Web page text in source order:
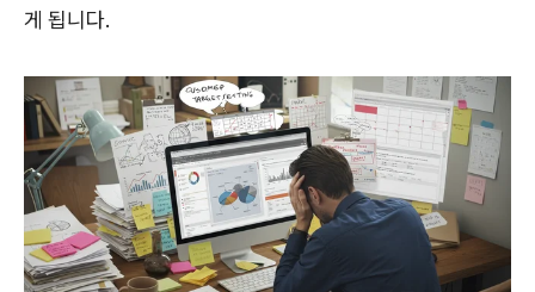
게 됩니다.